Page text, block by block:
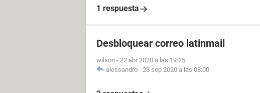
1 respuesta
Desbloquear correo latinmail
wilson - 22 abr 2020 a las 19:25
alessandro - 28 sep 2020 a las 08:00